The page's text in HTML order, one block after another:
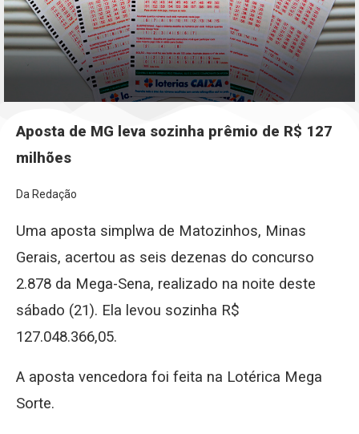
Aposta de MG leva sozinha prêmio de R$ 127
milhões
Da Redação
Uma aposta simplwa de Matozinhos, Minas
Gerais, acertou as seis dezenas do concurso
2.878 da Mega-Sena, realizado na noite deste
sábado (21). Ela levou sozinha R$
127.048.366,05.
A aposta vencedora foi feita na Lotérica Mega
Sorte.